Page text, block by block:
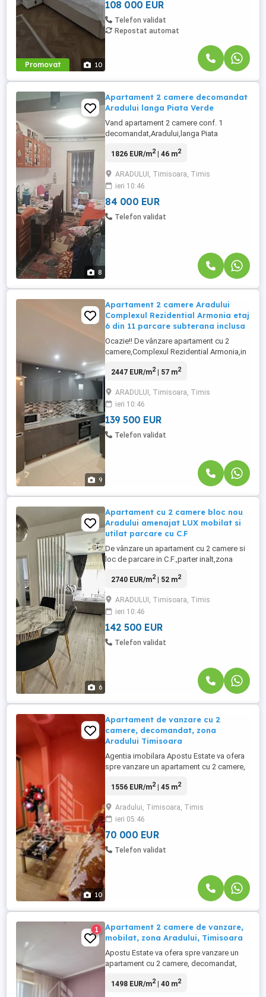
Promovat 10
108 000 EUR
Telefon validat
Repostat automat
8
Apartament 2 camere decomandat
Aradului langa Piata Verde
Vand apartament 2 camere conf. 1
decomandat,Aradului,langa Piata
Compartimentare: Hol,Bucatarie,,balcon
tamplarie termopan integral, gresie faianta
parchet laminat si usa metalica la intrare
.Exista posibilitatea montarii ...
1826 EUR/m2| 46 m2
ARADULUI, Timisoara, Timis
ieri 10:46
84 000 EUR
Telefon validat
9
Apartament 2 camere Aradului
Complexul Rezidential Armonia etaj
6 din 11 parcare subterana inclusa
Ocazie!! De vânzare apartament cu 2
camere,Complexul Rezidential Armonia,in
6 din 11 etaje,cu o suprafata utila de
de parcare subteran, complet acoperit
inclus în preț. Accesul în parcare se face
pe bază de telecomandă ...
2447 EUR/m2| 57 m2
ARADULUI, Timisoara, Timis
ieri 10:46
139 500 EUR
Telefon validat
6
Apartament cu 2 camere bloc nou
Aradului amenajat LUX mobilat si
utilat parcare cu C.F
De vânzare un apartament cu 2 camere si
loc de parcare in C.F.,parter inalt,zona
in 2022,din caramida si izolat termic,cu
balconul.Ansamblul rezidential PREMIUM
este situat intr-o zona extrem de linistita.
Apartamentul ...
2740 EUR/m2| 52 m2
ARADULUI, Timisoara, Timis
ieri 10:46
142 500 EUR
Telefon validat
10
Apartament de vanzare cu 2
camere, decomandat, zona
Aradului Timisoara
Agentia imobilara Apostu Estate va ofera
spre vanzare un apartament cu 2 camere,
Timis, Timisoara, zona Aradului. Zona
apropiere. Incalzirea se realizeaza prin
intermediul centralei proprii, incalzire in
pardoseala. Apartamentul ...
1556 EUR/m2| 45 m2
Aradului, Timisoara, Timis
ieri 05:46
70 000 EUR
Telefon validat
1
Apartament 2 camere de vanzare,
mobilat, zona Aradului, Timisoara
Apostu Estate va ofera spre vanzare un
apartament cu 2 camere, decomandat,
Aradului, la doar 6 minute de Iulius Mall cu
1498 EUR/m2| 40 m2